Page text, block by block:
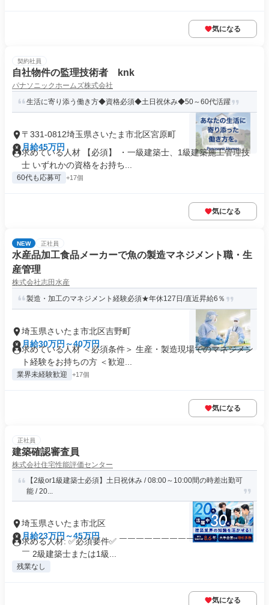
気になる
契約社員
自社物件の監理技術者 knk
パナソニックホームズ株式会社
生活に寄り添う働き方◆資格必須◆土日祝休み◆50～60代活躍
〒331-0812埼玉県さいたま市北区宮原町
月給45万円
求めている人材 【必須】 ・一級建築士、1級建築施工管理技
士 いずれかの資格をお持ち...
60代も応募可 +17個
気になる
NEW 正社員
水産品加工食品メーカーで魚の製造マネジメント職・生
産管理
株式会社志田水産
製造・加工のマネジメント経験必須★年休127日/直近昇給6％
埼玉県さいたま市北区吉野町
月給30万円～40万円
求めている人材 ＜必須条件＞ 生産・製造現場でのマネジメン
ト経験をお持ちの方 ＜歓迎...
業界未経験歓迎 +17個
気になる
正社員
建築確認審査員
株式会社住宅性能評価センター
【2級or1級建築士必須】土日祝休み / 08:00～10:00間の時差出勤可
能 / 20...
埼玉県さいたま市北区
月給23万円～45万円
求める人材: ✅必須要件✅ ￣￣￣￣￣￣￣￣￣￣￣￣￣￣￣￣
￣ 2級建築士または1級...
残業なし
気になる